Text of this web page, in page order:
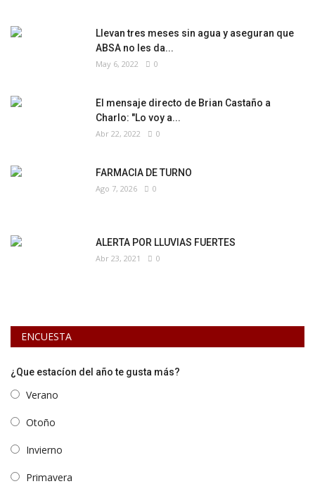
Llevan tres meses sin agua y aseguran que
ABSA no les da...
May 6, 2022 0
El mensaje directo de Brian Castaño a
Charlo: "Lo voy a...
Abr 22, 2022 0
FARMACIA DE TURNO
Ago 7, 2026 0
ALERTA POR LLUVIAS FUERTES
Abr 23, 2021 0
ENCUESTA
¿Que estacíon del año te gusta más?
Verano
Otoño
Invierno
Primavera